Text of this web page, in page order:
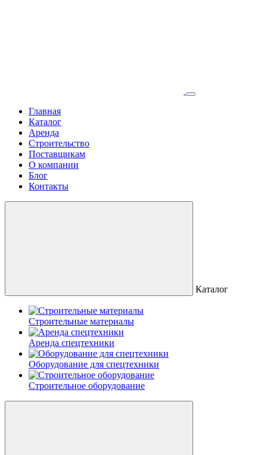
Главная
Каталог
Аренда
Строительство
Поставщикам
О компании
Блог
Контакты
Каталог
Строительные материалы
Аренда спецтехники
Оборудование для спецтехники
Строительное оборудование